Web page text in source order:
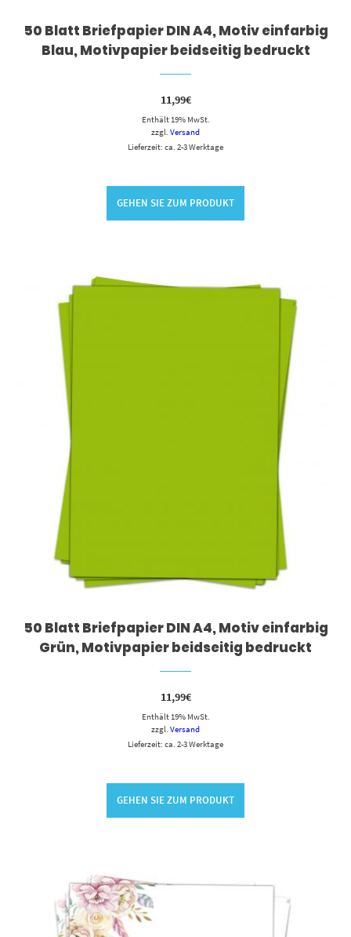
50 Blatt Briefpapier DIN A4, Motiv einfarbig
Blau, Motivpapier beidseitig bedruckt
11,99€
Enthält 19% MwSt.
zzgl. Versand
Lieferzeit: ca. 2-3 Werktage
GEHEN SIE ZUM PRODUKT
50 Blatt Briefpapier DIN A4, Motiv einfarbig
Grün, Motivpapier beidseitig bedruckt
11,99€
Enthält 19% MwSt.
zzgl. Versand
Lieferzeit: ca. 2-3 Werktage
GEHEN SIE ZUM PRODUKT